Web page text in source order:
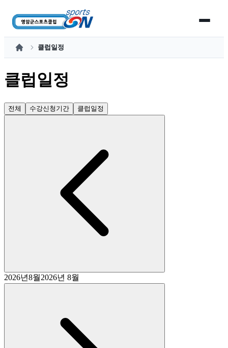
홈 클럽일정
클럽일정
전체 수강신청기간 클럽일정
2026년8월2026년 8월